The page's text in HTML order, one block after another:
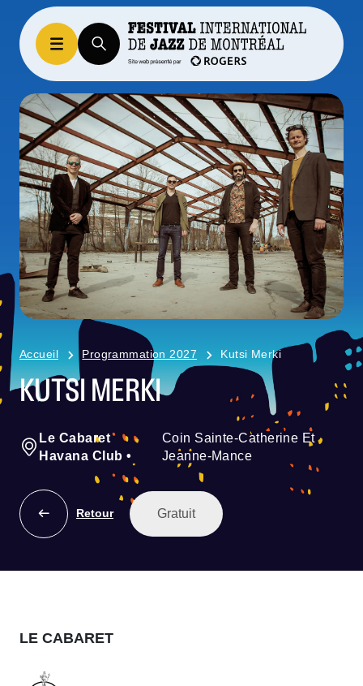
Accueil Programmation 2027 Kutsi Merki
KUTSI MERKI
Le Cabaret
Havana Club •
Coin Sainte-Catherine Et
Jeanne-Mance
Retour Gratuit
LE CABARET